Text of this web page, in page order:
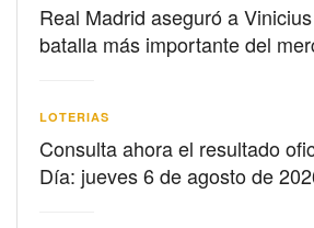
Real Madrid aseguró a
batalla más importante del
LOTERIAS
Consulta ahora el resultado
Día: jueves 6 de agosto de